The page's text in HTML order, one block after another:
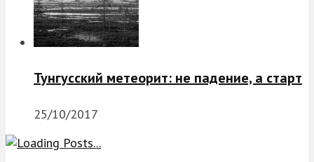
Тунгусский метеорит: не падение, а старт
25/10/2017